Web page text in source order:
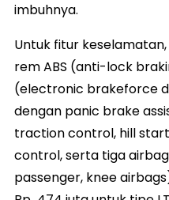
imbuhnya.
Untuk fitur
rem ABS (anti-lock
(electronic brakeforce
dengan panic brake
traction control, hill
control, serta tiga
passenger, knee